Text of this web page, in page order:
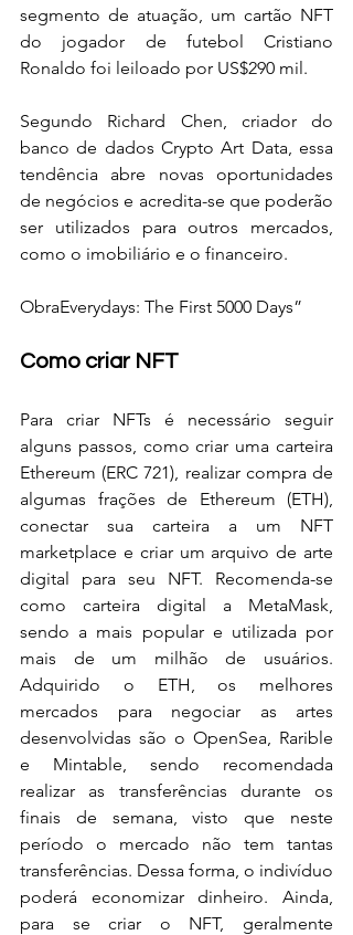
segmento de atuação, um cartão NFT
do jogador de futebol Cristiano
Ronaldo foi leiloado por US$290 mil.
Segundo Richard Chen, criador do
banco de dados Crypto Art Data, essa
tendência abre novas oportunidades
de negócios e acredita-se que poderão
ser utilizados para outros mercados,
como o imobiliário e o financeiro.
ObraEverydays: The First 5000 Days”
Como criar NFT
Para criar NFTs é necessário seguir
alguns passos, como criar uma carteira
Ethereum (ERC 721), realizar compra de
algumas frações de Ethereum (ETH),
conectar sua carteira a um NFT
marketplace e criar um arquivo de arte
digital para seu NFT. Recomenda-se
como carteira digital a MetaMask,
sendo a mais popular e utilizada por
mais de um milhão de usuários.
Adquirido o ETH, os melhores
mercados para negociar as artes
desenvolvidas são o OpenSea, Rarible
e Mintable, sendo recomendada
realizar as transferências durante os
finais de semana, visto que neste
período o mercado não tem tantas
transferências. Dessa forma, o indivíduo
poderá economizar dinheiro. Ainda,
para se criar o NFT, geralmente